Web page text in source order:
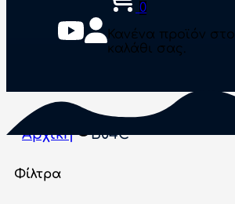
0
Κανένα προϊόν στο
καλάθι σας.
Αρχική B04C
Φίλτρα